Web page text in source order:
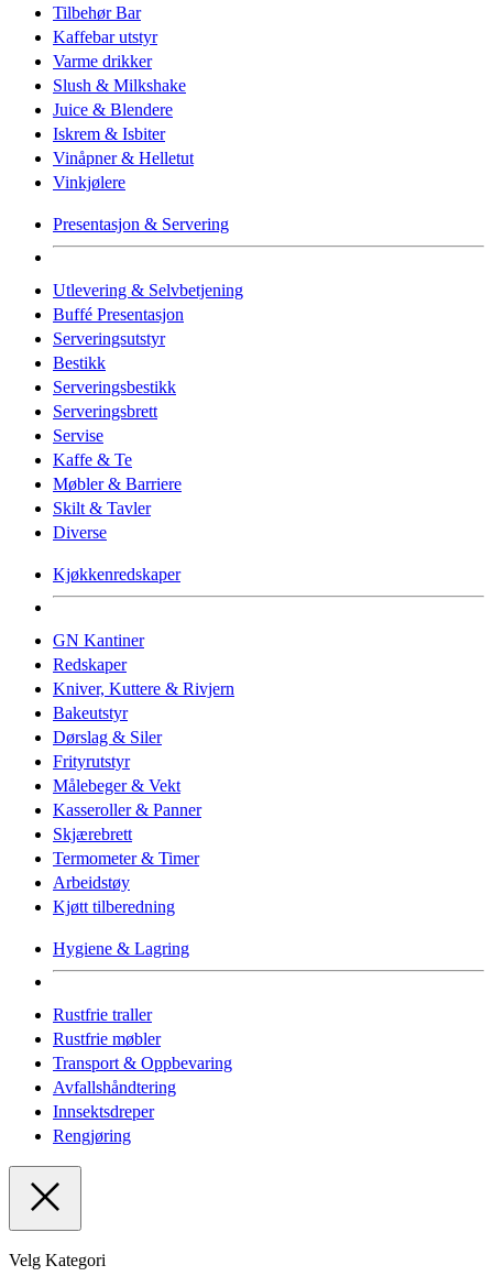
Tilbehør Bar
Kaffebar utstyr
Varme drikker
Slush & Milkshake
Juice & Blendere
Iskrem & Isbiter
Vinåpner & Helletut
Vinkjølere
Presentasjon & Servering
Utlevering & Selvbetjening
Buffé Presentasjon
Serveringsutstyr
Bestikk
Serveringsbestikk
Serveringsbrett
Servise
Kaffe & Te
Møbler & Barriere
Skilt & Tavler
Diverse
Kjøkkenredskaper
GN Kantiner
Redskaper
Kniver, Kuttere & Rivjern
Bakeutstyr
Dørslag & Siler
Frityrutstyr
Målebeger & Vekt
Kasseroller & Panner
Skjærebrett
Termometer & Timer
Arbeidstøy
Kjøtt tilberedning
Hygiene & Lagring
Rustfrie traller
Rustfrie møbler
Transport & Oppbevaring
Avfallshåndtering
Innsektsdreper
Rengjøring
Velg Kategori